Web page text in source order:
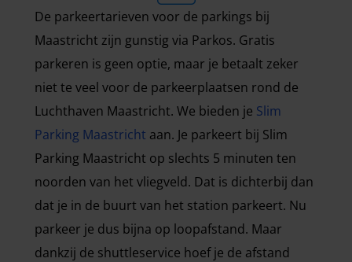
De parkeertarieven voor de parkings bij
Maastricht zijn gunstig via Parkos. Gratis
parkeren is geen optie, maar je betaalt zeker
niet te veel voor de parkeerplaatsen rond de
Luchthaven Maastricht. We bieden je Slim
Parking Maastricht aan. Je parkeert bij Slim
Parking Maastricht op slechts 5 minuten ten
noorden van het vliegveld. Dat is dichterbij dan
dat je in de buurt van het station parkeert. Nu
parkeer je dus bijna op loopafstand. Maar
dankzij de shuttleservice hoef je de afstand